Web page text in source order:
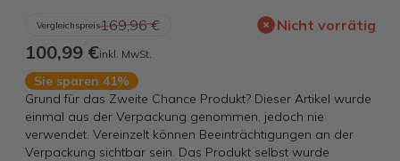
Vergleichspreis169,96 € Nicht vorrätig
100,99 €inkl. MwSt.
Sie sparen 41%
Grund für das Zweite Chance Produkt? Dieser Artikel wurde
einmal aus der Verpackung genommen, jedoch nie
verwendet. Vereinzelt können Beeinträchtigungen an der
Verpackung sichtbar sein. Das Produkt selbst wurde